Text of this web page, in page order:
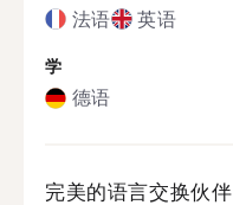
法语 英语
学
德语
完美的语言交换伙伴